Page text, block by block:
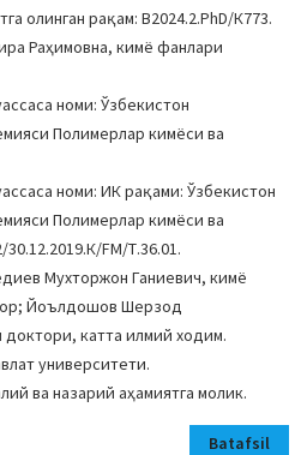
олинган рақам: В2024.2.PhD/К773.
Раҳимовна, кимё фанлари
номи: Ўзбекистон
Полимерлар кимёси ва
номи: ИК рақами: Ўзбекистон
Полимерлар кимёси ва
FM/Т.36.01.
Мухторжон Ганиевич, кимё
Йоълдошов Шерзод
катта илмий ходим.
университети.
ва назарий аҳамиятга молик.
Batafsil